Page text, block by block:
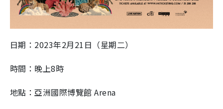
日期：2023年2月21日（星期二）
時間：晚上8時
地點：亞洲國際博覽館 Arena